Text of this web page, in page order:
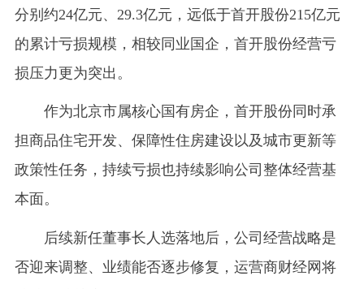
分别约24亿元、29.3亿元，远低于首开股份215亿元
的累计亏损规模，相较同业国企，首开股份经营亏
损压力更为突出。
作为北京市属核心国有房企，首开股份同时承
担商品住宅开发、保障性住房建设以及城市更新等
政策性任务，持续亏损也持续影响公司整体经营基
本面。
后续新任董事长人选落地后，公司经营战略是
否迎来调整、业绩能否逐步修复，运营商财经网将